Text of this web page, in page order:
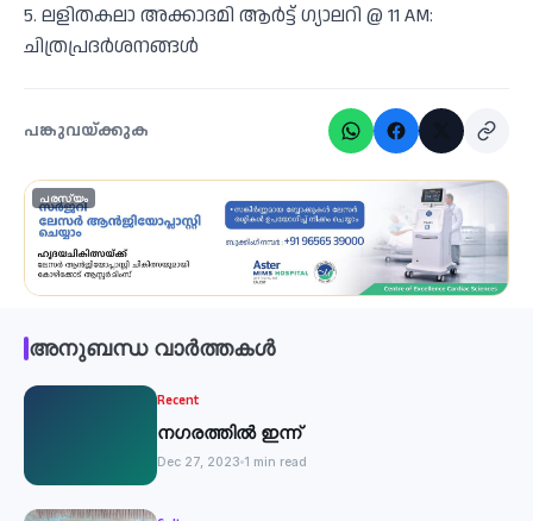
5. ലളിതകലാ അക്കാദമി ആർട്ട് ഗ്യാലറി @ 11 AM:
ചിത്രപ്രദർശനങ്ങൾ
പങ്കുവയ്ക്കുക
പരസ്യം
അനുബന്ധ വാർത്തകൾ
Recent
നഗരത്തിൽ ഇന്ന്
Dec 27, 2023 1 min read